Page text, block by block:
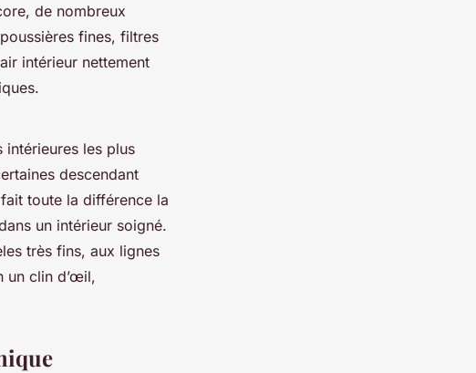
de nombreux
fines, filtres
intérieur nettement
intérieures les plus
descendant
toute la différence la
un intérieur soigné.
très fins, aux lignes
un clin d’œil,